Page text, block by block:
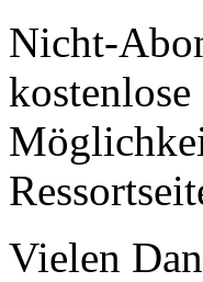
Nicht-
Vielen